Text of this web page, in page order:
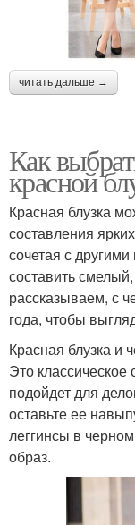
читать дальше →
Как
красной
Красная блузка
составления
сочетая с
составить
рассказываем, с
года, чтобы
Красная блузка и
Это классическое
подойдет для
оставьте ее
леггинсы в
образ.